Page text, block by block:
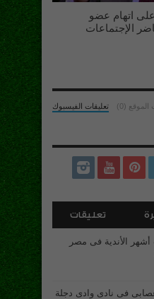
اتهام عضو
الإجتماعات
تعليقات الفيسبوك الموقع (0)
تعليقات
أشهر الأندية فى مصر
فى نادى وادى دجلة